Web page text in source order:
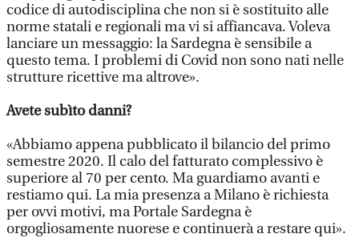
codice di autodisciplina che non si è sostituito alle
norme statali e regionali ma vi si affiancava. Voleva
lanciare un messaggio: la Sardegna è sensibile a
questo tema. I problemi di Covid non sono nati nelle
strutture ricettive ma altrove».
Avete subìto danni?
«Abbiamo appena pubblicato il bilancio del primo
semestre 2020. Il calo del fatturato complessivo è
superiore al 70 per cento. Ma guardiamo avanti e
restiamo qui. La mia presenza a Milano è richiesta
per ovvi motivi, ma Portale Sardegna è
orgogliosamente nuorese e continuerà a restare qui».